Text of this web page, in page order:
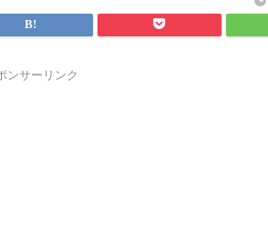
ンサーリンク